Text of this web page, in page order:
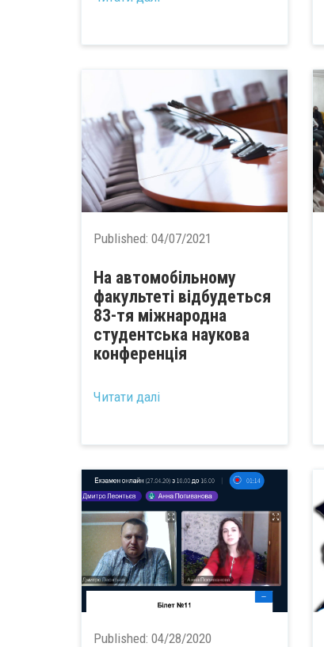
Published: 04/07/2021
На автомобільному
факультеті відбудеться
83-тя міжнародна
студентська наукова
конференція
Читати далі
Published: 04/28/2020